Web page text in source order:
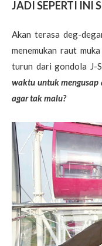
JADI SEPERTI INI
Akan terasa deg-
menemukan raut
turun dari gondola J-
waktu untuk
agar tak malu?